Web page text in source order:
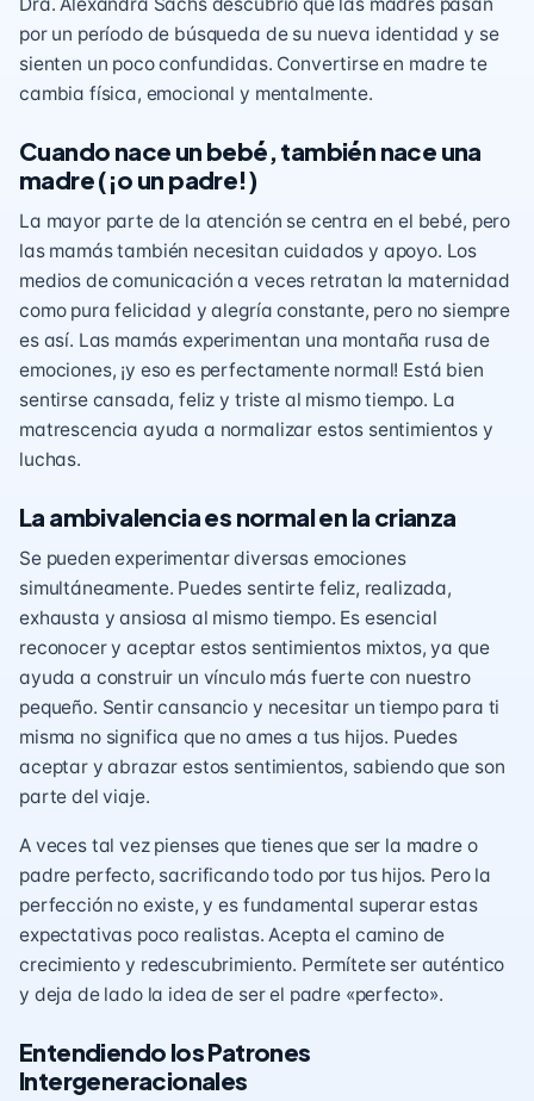
Dra. Alexandra Sachs descubrió que las madres pasan
por un período de búsqueda de su nueva identidad y se
sienten un poco confundidas. Convertirse en madre te
cambia física, emocional y mentalmente.
Cuando nace un bebé, también nace una
madre (¡o un padre!)
La mayor parte de la atención se centra en el bebé, pero
las mamás también necesitan cuidados y apoyo. Los
medios de comunicación a veces retratan la maternidad
como pura felicidad y alegría constante, pero no siempre
es así. Las mamás experimentan una montaña rusa de
emociones, ¡y eso es perfectamente normal! Está bien
sentirse cansada, feliz y triste al mismo tiempo. La
matrescencia ayuda a normalizar estos sentimientos y
luchas.
La ambivalencia es normal en la crianza
Se pueden experimentar diversas emociones
simultáneamente. Puedes sentirte feliz, realizada,
exhausta y ansiosa al mismo tiempo. Es esencial
reconocer y aceptar estos sentimientos mixtos, ya que
ayuda a construir un vínculo más fuerte con nuestro
pequeño. Sentir cansancio y necesitar un tiempo para ti
misma no significa que no ames a tus hijos. Puedes
aceptar y abrazar estos sentimientos, sabiendo que son
parte del viaje.
A veces tal vez pienses que tienes que ser la madre o
padre perfecto, sacrificando todo por tus hijos. Pero la
perfección no existe, y es fundamental superar estas
expectativas poco realistas. Acepta el camino de
crecimiento y redescubrimiento. Permítete ser auténtico
y deja de lado la idea de ser el padre «perfecto».
Entendiendo los Patrones
Intergeneracionales